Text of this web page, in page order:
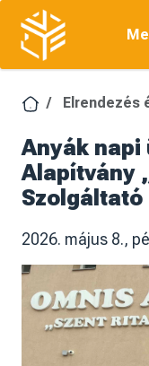
Ugrás a tartalomra
Elrendezés
Anyák napi
Alapítvány
Szolgáltató
2026. május 8.,